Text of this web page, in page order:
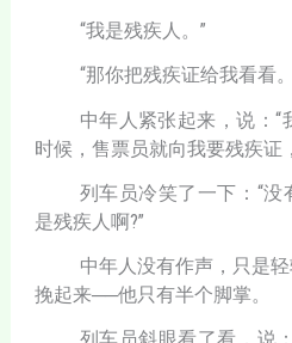
“我是残疾人。”
“那你把残疾证给我看看
中年人紧张起来，说：
时候，售票员就向我要残疾证
列车员冷笑了一下：“
是残疾人啊?”
中年人没有作声，只是
挽起来──他只有半个脚掌。